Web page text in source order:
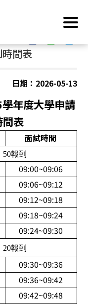
間表
日期：2026-05-13
年度大學申請
表
面試時間
報到
09:00~09:06
09:06~09:12
09:12~09:18
09:18~09:24
09:24~09:30
報到
09:30~09:36
09:36~09:42
09:42~09:48